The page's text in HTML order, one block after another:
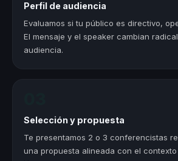
Perfil de audiencia
Evaluamos si tu público es directivo,
El mensaje y el speaker cambian
audiencia.
Selección y propuesta
Te presentamos 2 o 3 conferencistas
una propuesta alineada con el